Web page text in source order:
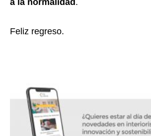
Feliz regreso.